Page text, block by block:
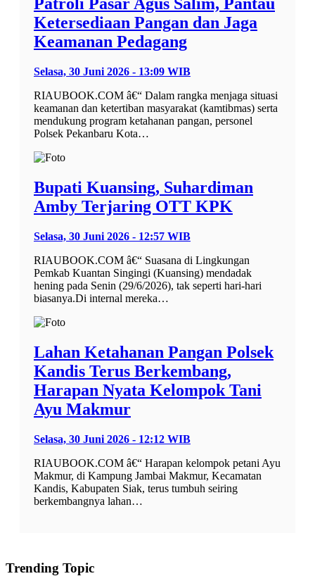
Patroli Pasar Agus Salim, Pantau
Ketersediaan Pangan dan Jaga
Keamanan Pedagang
Selasa, 30 Juni 2026 - 13:09 WIB
RIAUBOOK.COM â€“ Dalam rangka menjaga situasi
keamanan dan ketertiban masyarakat (kamtibmas) serta
mendukung program ketahanan pangan, personel
Polsek Pekanbaru Kota…
Bupati Kuansing, Suhardiman
Amby Terjaring OTT KPK
Selasa, 30 Juni 2026 - 12:57 WIB
RIAUBOOK.COM â€“ Suasana di Lingkungan
Pemkab Kuantan Singingi (Kuansing) mendadak
hening pada Senin (29/6/2026), tak seperti hari-hari
biasanya.Di internal mereka…
Lahan Ketahanan Pangan Polsek
Kandis Terus Berkembang,
Harapan Nyata Kelompok Tani
Ayu Makmur
Selasa, 30 Juni 2026 - 12:12 WIB
RIAUBOOK.COM â€“ Harapan kelompok petani Ayu
Makmur, di Kampung Jambai Makmur, Kecamatan
Kandis, Kabupaten Siak, terus tumbuh seiring
berkembangnya lahan…
Trending Topic